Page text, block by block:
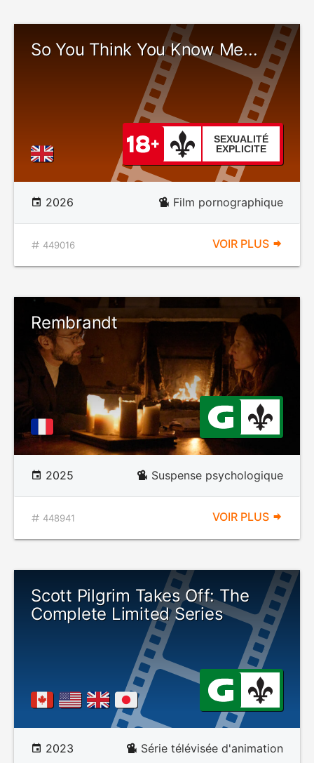
So You Think You Know Me...
SEXUALITÉ
EXPLICITE
2026 Film pornographique
449016 VOIR PLUS
Rembrandt
2025 Suspense psychologique
448941 VOIR PLUS
Scott Pilgrim Takes Off: The
Complete Limited Series
2023 Série télévisée d'animation